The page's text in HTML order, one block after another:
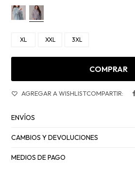
XL XXL 3XL
COMPRAR
ENVÍOS
CAMBIOS Y DEVOLUCIONES
MEDIOS DE PAGO